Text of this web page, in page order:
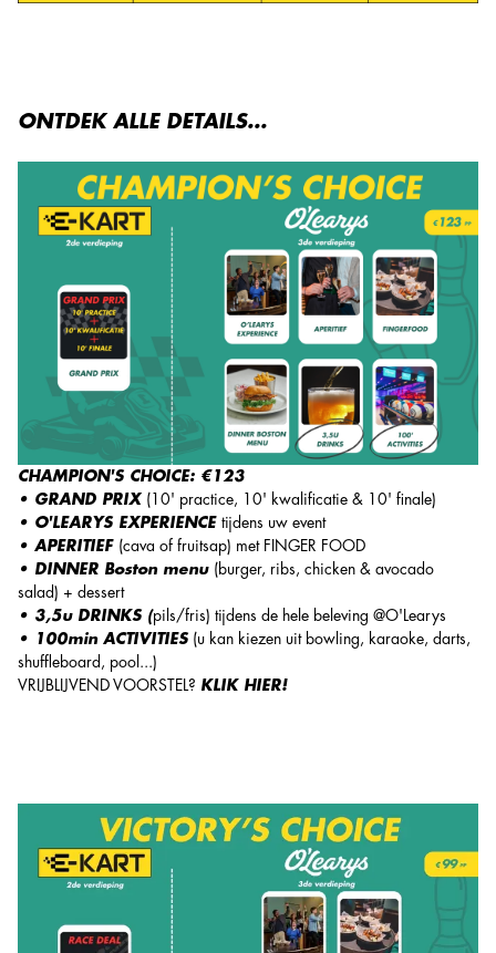
ONTDEK ALLE DETAILS...
CHAMPION'S CHOICE: €123
• GRAND PRIX (10' practice, 10' kwalificatie & 10' finale)
• O'LEARYS EXPERIENCE tijdens uw event
• APERITIEF (cava of fruitsap) met FINGER FOOD
• DINNER Boston menu (burger, ribs, chicken & avocado
salad) + dessert
• 3,5u DRINKS (pils/fris) tijdens de hele beleving @O'Learys
• 100min ACTIVITIES (u kan kiezen uit bowling, karaoke, darts,
shuffleboard, pool...)
VRIJBLIJVEND VOORSTEL? KLIK HIER!